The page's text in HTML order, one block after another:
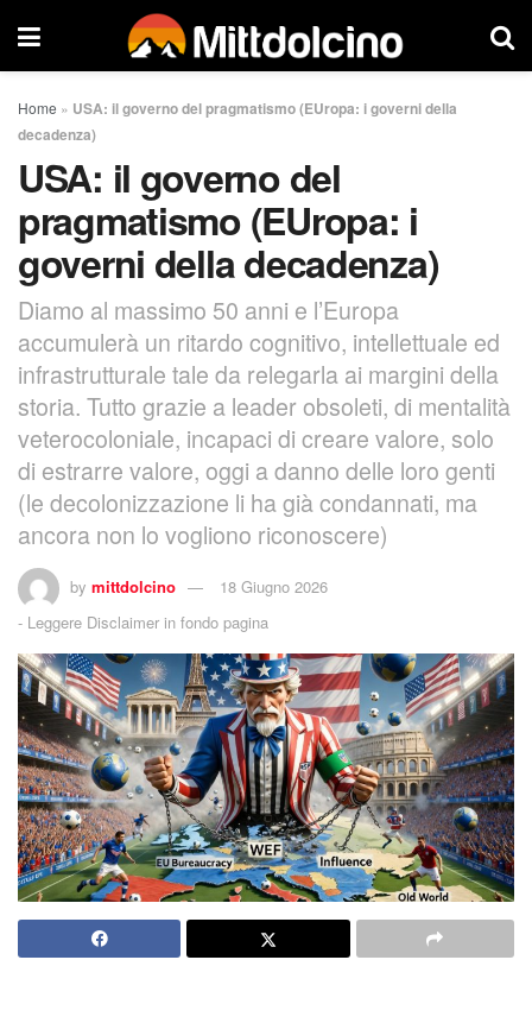
Home » USA: il governo del pragmatismo (EUropa: i governi della
decadenza)
USA: il governo del
pragmatismo (EUropa: i
governi della decadenza)
Diamo al massimo 50 anni e l’Europa
accumulerà un ritardo cognitivo, intellettuale ed
infrastrutturale tale da relegarla ai margini della
storia. Tutto grazie a leader obsoleti, di mentalità
veterocoloniale, incapaci di creare valore, solo
di estrarre valore, oggi a danno delle loro genti
(le decolonizzazione li ha già condannati, ma
ancora non lo vogliono riconoscere)
by mittdolcino
18 Giugno 2026
- Leggere Disclaimer in fondo pagina